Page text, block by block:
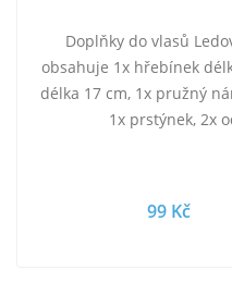
Doplňky do vlasů
obsahuje 1x hřebínek
délka 17 cm, 1x pružný
1x prstýnek, 2x
99 Kč